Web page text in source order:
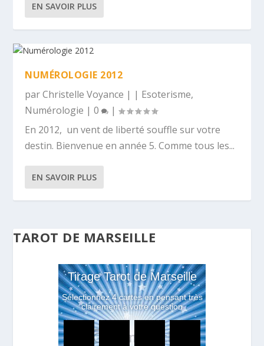
EN SAVOIR PLUS
NUMÉROLOGIE 2012
parChristelle Voyance | | Esoterisme,
Numérologie |0
|
En 2012, un vent de liberté souffle sur votre
destin. Bienvenue en année 5. Comme tous les...
EN SAVOIR PLUS
TAROT DE MARSEILLE